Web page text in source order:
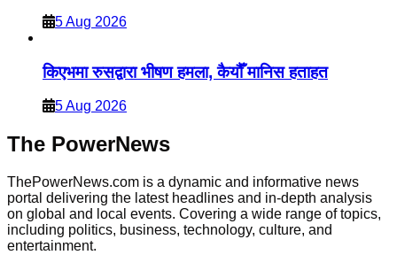
5 Aug 2026
किएभमा रुसद्वारा भीषण हमला, कैयौँ मानिस हताहत
5 Aug 2026
The PowerNews
ThePowerNews.com is a dynamic and informative news
portal delivering the latest headlines and in-depth analysis
on global and local events. Covering a wide range of topics,
including politics, business, technology, culture, and
entertainment.